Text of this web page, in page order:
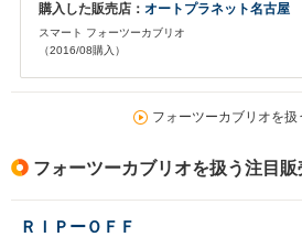
購入した販売店： オートプラネット名古屋
スマート フォーツーカブリオ
（2016/08購入）
フォーツーカブリオを
フォーツーカブリオを扱う注目販
ＲＩＰーＯＦＦ